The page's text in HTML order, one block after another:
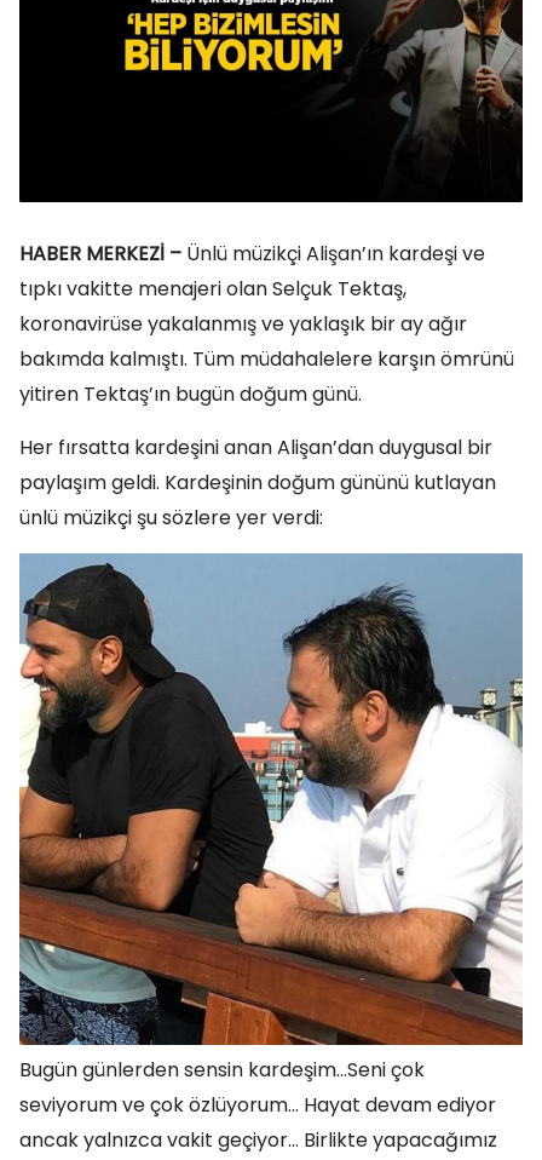
HABER MERKEZİ – Ünlü müzikçi Alişan’ın kardeşi ve
tıpkı vakitte menajeri olan Selçuk Tektaş,
koronavirüse yakalanmış ve yaklaşık bir ay ağır
bakımda kalmıştı. Tüm müdahalelere karşın ömrünü
yitiren Tektaş’ın bugün doğum günü.
Her fırsatta kardeşini anan Alişan’dan duygusal bir
paylaşım geldi. Kardeşinin doğum gününü kutlayan
ünlü müzikçi şu sözlere yer verdi:
Bugün günlerden sensin kardeşim…Seni çok
seviyorum ve çok özlüyorum… Hayat devam ediyor
ancak yalnızca vakit geçiyor… Birlikte yapacağımız